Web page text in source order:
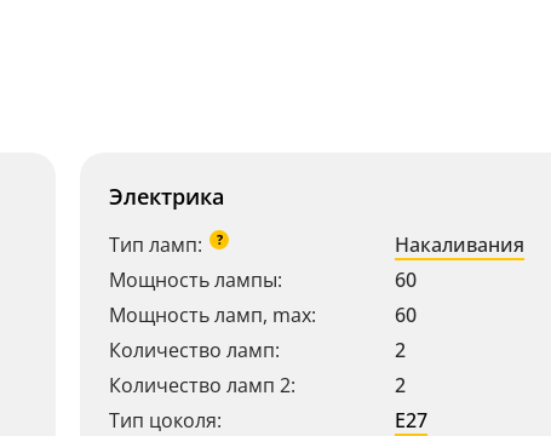
Электрика
Тип ламп: ?
Накаливания
Мощность лампы:
60
Мощность ламп, max:
60
Количество ламп:
2
Количество ламп 2:
2
Тип цоколя:
E27